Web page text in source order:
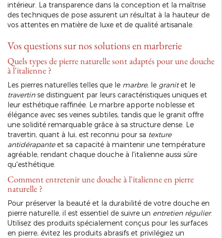
intérieur. La transparence dans la conception et la maîtrise
des techniques de pose assurent un résultat à la hauteur de
vos attentes en matière de luxe et de qualité artisanale.
Vos questions sur nos solutions en marbrerie
Quels types de pierre naturelle sont adaptés pour une douche
à l'italienne ?
Les pierres naturelles telles que le marbre, le granitet le
travertinse distinguent par leurs caractéristiques uniques et
leur esthétique raffinée. Le marbre apporte noblesse et
élégance avec ses veines subtiles, tandis que le granit offre
une solidité remarquable grâce à sa structure dense. Le
travertin, quant à lui, est reconnu pour sa texture
antidérapanteet sa capacité à maintenir une température
agréable, rendant chaque douche à l'italienne aussi sûre
qu'esthétique.
Comment entretenir une douche à l'italienne en pierre
naturelle ?
Pour préserver la beauté et la durabilité de votre douche en
pierre naturelle, il est essentiel de suivre un entretien régulier.
Utilisez des produits spécialement conçus pour les surfaces
en pierre, évitez les produits abrasifs et privilégiez un